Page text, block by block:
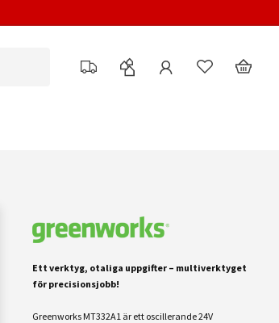
Ett verktyg, otaliga uppgifter – multiverktyget
för precisionsjobb!
Greenworks MT332A1 är ett oscillerande 24V